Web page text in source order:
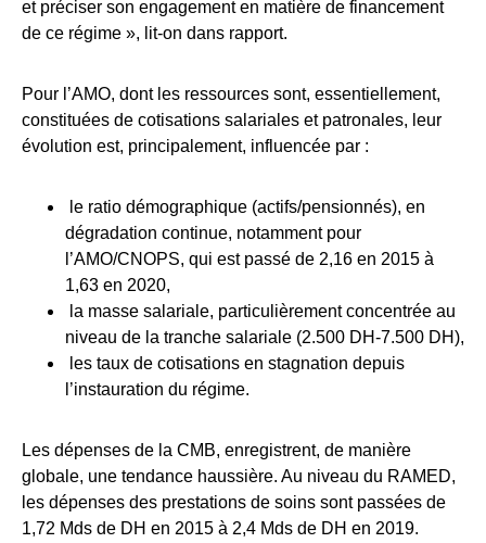
et préciser son engagement en matière de financement
de ce régime », lit-on dans rapport.
Pour l’AMO, dont les ressources sont, essentiellement,
constituées de cotisations salariales et patronales, leur
évolution est, principalement, influencée par :
le ratio démographique (actifs/pensionnés), en
dégradation continue, notamment pour
l’AMO/CNOPS, qui est passé de 2,16 en 2015 à
1,63 en 2020,
la masse salariale, particulièrement concentrée au
niveau de la tranche salariale (2.500 DH-7.500 DH),
les taux de cotisations en stagnation depuis
l’instauration du régime.
Les dépenses de la CMB, enregistrent, de manière
globale, une tendance haussière. Au niveau du RAMED,
les dépenses des prestations de soins sont passées de
1,72 Mds de DH en 2015 à 2,4 Mds de DH en 2019.